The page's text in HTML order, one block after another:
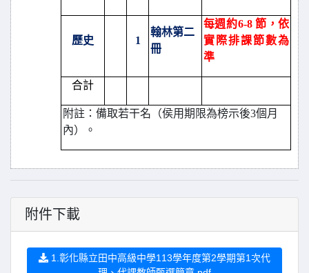
歷史 1
翰林第二
冊
每週約6-8 節，依
實際排課節數為
準
合計
附註：備取若干名（侯用期限為榜示後3個月
內）。
附件下載
1.彰化縣立田中高級中學113學年度第2學期第1次代